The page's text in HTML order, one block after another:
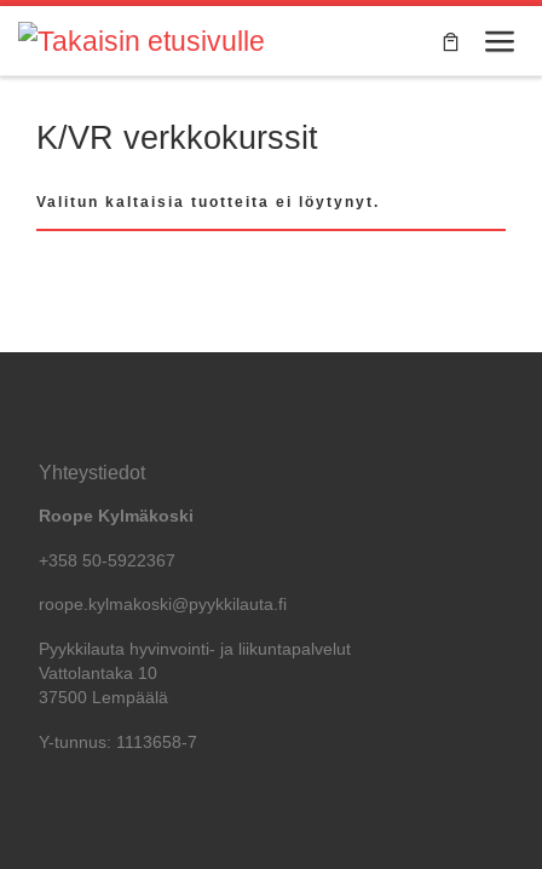
Skip to content
K/VR verkkokurssit
Valitun kaltaisia tuotteita ei löytynyt.
Yhteystiedot
Roope Kylmäkoski
+358 50-5922367
roope.kylmakoski@pyykkilauta.fi
Pyykkilauta hyvinvointi- ja liikuntapalvelut
Vattolantaka 10
37500 Lempäälä
Y-tunnus: 1113658-7